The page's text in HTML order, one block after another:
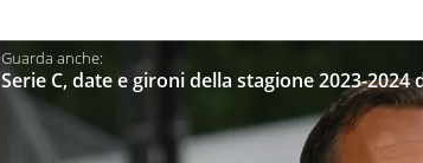
Serie C, date e gironi della stagione 2023-2024